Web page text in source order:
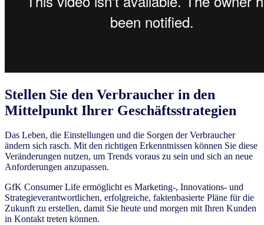
Stellen Sie den Verbraucher in den
Mittelpunkt Ihrer Geschäftsstrategien
Das Leben, die Einstellungen und die Sorgen der Verbraucher
ändern sich rasch. Mit den richtigen Erkenntnissen können Sie diese
Veränderungen nutzen, um Trends voraus zu sein und sich an neue
Anforderungen anzupassen.
GfK Consumer Life ermöglicht es Marketing-, Innovations- und
Strategieverantwortlichen, erfolgreiche, faktenbasierte Pläne für die
Zukunft zu erstellen, damit Sie heute und morgen mit Ihren Kunden
in Kontakt treten können.